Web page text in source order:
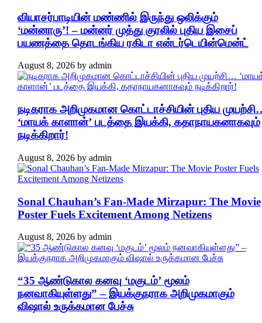
வியாசர்பாடியின் மண்ணில் இருந்து ஒலிக்கும்
‘மன்னாரு’! – மன்னர் முத்து குரலில் புதிய இசைப்
பயணத்தை தொடங்கிய ரகிடா என்டர்டெயின்மென்ட்
August 8, 2026by admin
நடிகராக அறிமுகமான கொட்டாச்சியின் புதிய
‘மாயக் காளான்’ படத்தை இயக்கி, கதாநாயகனாகவும்
நடிக்கிறார்!
August 8, 2026by admin
Sonal Chauhan’s Fan-Made Mirzapur: The Movie
Poster Fuels Excitement Among Netizens
August 8, 2026by admin
“35 ஆண்டுகால கனவு ‘மகுடம்’ மூலம்
நனவாகியுள்ளது” – இயக்குநராக அறிமுகமாகும்
விஷால் உருக்கமான பேச்சு